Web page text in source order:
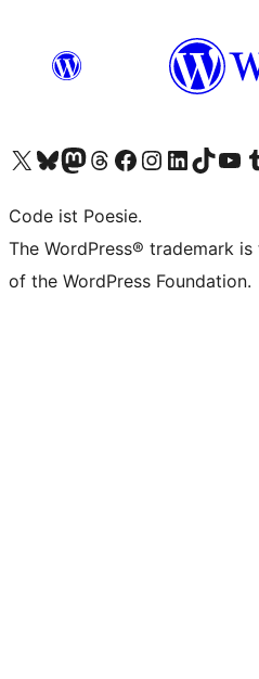
Unser X-Konto (früher Twitter) besuchen
Unser Bluesky-Konto besuchen
Unser Mastodon-Konto besuchen
Unser Threads-Konto besuchen
Unsere Facebook-Seite besuchen
Unser Instagram-Konto besuchen
Unser LinkedIn-Konto
Unser TikTok-
Unseren
Code ist Poesie.
The WordPress® trademark
of the WordPress Foundation.